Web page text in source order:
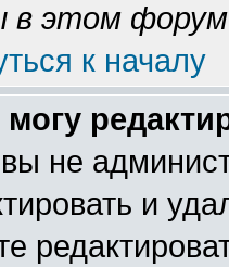
этом
к началу
могу
не
и